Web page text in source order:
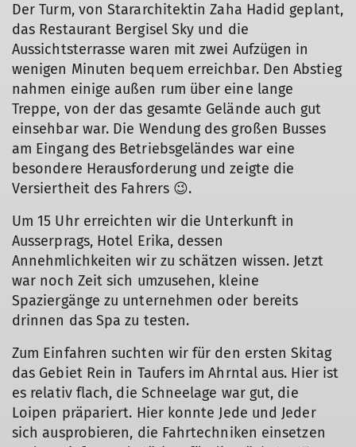
Der Turm, von Stararchitektin Zaha Hadid geplant,
das Restaurant Bergisel Sky und die
Aussichtsterrasse waren mit zwei Aufzügen in
wenigen Minuten bequem erreichbar. Den Abstieg
nahmen einige außen rum über eine lange
Treppe, von der das gesamte Gelände auch gut
einsehbar war. Die Wendung des großen Busses
am Eingang des Betriebsgeländes war eine
besondere Herausforderung und zeigte die
Versiertheit des Fahrers 😉.
Um 15 Uhr erreichten wir die Unterkunft in
Ausserprags, Hotel Erika, dessen
Annehmlichkeiten wir zu schätzen wissen. Jetzt
war noch Zeit sich umzusehen, kleine
Spaziergänge zu unternehmen oder bereits
drinnen das Spa zu testen.
Zum Einfahren suchten wir für den ersten Skitag
das Gebiet Rein in Taufers im Ahrntal aus. Hier ist
es relativ flach, die Schneelage war gut, die
Loipen präpariert. Hier konnte Jede und Jeder
sich ausprobieren, die Fahrtechniken einsetzen